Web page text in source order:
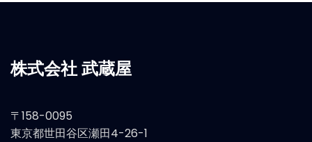
株式会社 武蔵屋
〒158-0095
東京都世田谷区瀬田4-26-1